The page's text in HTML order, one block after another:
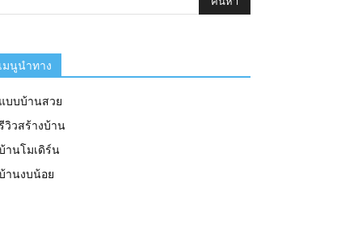
เมนูนำทาง
แบบบ้านสวย
วิวสร้างบ้าน
านโมเดิร์น
านงบน้อย